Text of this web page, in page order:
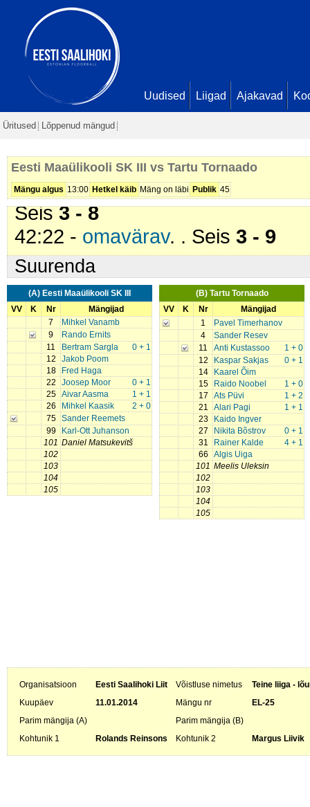
Uudised Liigad Ajakavad
Üritused Lõppenud mängud
Eesti Maaülikooli SK III vs Tartu Tornaado
Mängu algus 13:00 Hetkel käib Mäng on läbi Publik 45
Tornaado). 2 min
29:59 -värav
- 5
34:16 - värav . Ats Püvi ( Tartu
6
7
42:09 -värav. Anti Kustassoo (
Seis3 - 8
42:22 - omavärav. . Seis 3 - 9
Suurenda
(A) Eesti Maaülikooli SK III
VV
K Nr
Mängijad
7
Mihkel Vanamb
9
Rando Ernits
11
0 + 1
Bertram Sargla
12
Jakob Poom
18
Fred Haga
22
0 + 1
Joosep Moor
25
1 + 1
Aivar Aasma
26
2 + 0
Mihkel Kaasik
75
Sander Reemets
99
Karl-Ott Juhanson
101 Daniel Matsukevitš
102
103
104
105
(B) Tartu Tornaado
VV
K Nr
Mängijad
1
Pavel Timerhanov
4
Sander Resev
11
1 + 0
Anti Kustassoo
12
0 + 1
Kaspar Sakjas
14
Kaarel Õim
15
1 + 0
Raido Noobel
17
1 + 2
Ats Püvi
21
1 + 1
Alari Pagi
23
Kaido Ingver
27
0 + 1
Nikita Bõstrov
31
4 + 1
Rainer Kalde
66
Algis Uiga
101 Meelis Uleksin
102
103
104
105
Organisatsioon Eesti Saalihoki Liit Võistluse nimetus
Teine liiga -
Kuupäev
11.01.2014 Mängu nr
EL-25
Parim mängija (A)
Parim mängija (B)
Kohtunik 1
Rolands Reinsons Kohtunik 2 Margus Liivik